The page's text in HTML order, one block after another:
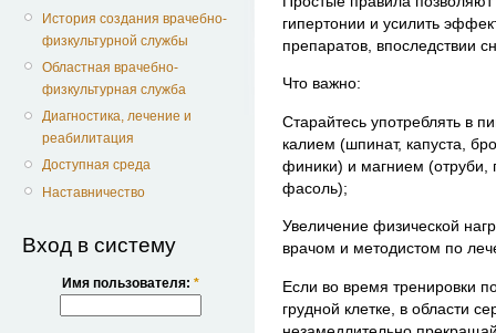
История создания врачебно-
физкультурной службы
Областная врачебно-
физкультурная служба
Диагностика, лечение и
реабилитация
Доступная среда
Наставничество
Вход в систему
Имя пользователя: *
гипертонии и усилить
препаратов, впоследствии
Что важно:
Старайтесь употреблять в
калием (шпинат, капуста,
финики) и магнием (отруби,
фасоль);
Увеличение физической
врачом и методистом по
Если во время тренировки
грудной клетке, в области